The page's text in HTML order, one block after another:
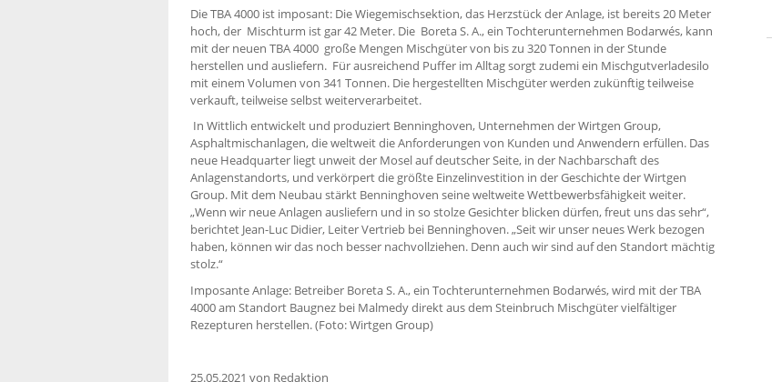
Die TBA 4000 ist imposant: Die Wiegemischsektion, das Herzstück der Anlage, ist bereits 20 Meter
hoch, der Mischturm ist gar 42 Meter. Die Boreta S. A., ein Tochterunternehmen Bodarwés, kann
mit der neuen TBA 4000 große Mengen Mischgüter von bis zu 320 Tonnen in der Stunde
herstellen und ausliefern. Für ausreichend Puffer im Alltag sorgt zudemi ein Mischgutverladesilo
mit einem Volumen von 341 Tonnen. Die hergestellten Mischgüter werden zukünftig teilweise
verkauft, teilweise selbst weiterverarbeitet.
In Wittlich entwickelt und produziert Benninghoven, Unternehmen der Wirtgen Group,
Asphaltmischanlagen, die weltweit die Anforderungen von Kunden und Anwendern erfüllen. Das
neue Headquarter liegt unweit der Mosel auf deutscher Seite, in der Nachbarschaft des
Anlagenstandorts, und verkörpert die größte Einzelinvestition in der Geschichte der Wirtgen
Group. Mit dem Neubau stärkt Benninghoven seine weltweite Wettbewerbsfähigkeit weiter.
„Wenn wir neue Anlagen ausliefern und in so stolze Gesichter blicken dürfen, freut uns das sehr“,
berichtet Jean-Luc Didier, Leiter Vertrieb bei Benninghoven. „Seit wir unser neues Werk bezogen
haben, können wir das noch besser nachvollziehen. Denn auch wir sind auf den Standort mächtig
stolz.“
Imposante Anlage: Betreiber Boreta S. A., ein Tochterunternehmen Bodarwés, wird mit der TBA
4000 am Standort Baugnez bei Malmedy direkt aus dem Steinbruch Mischgüter vielfältiger
Rezepturen herstellen. (Foto: Wirtgen Group)
25.05.2021 von Redaktion